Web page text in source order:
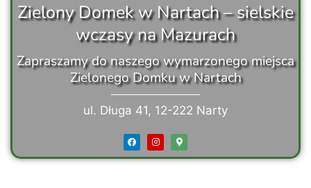
Zielony Domek w Nartach – sielskie
wczasy na Mazurach
Zapraszamy do naszegowymarzonego miejsca
Zielonego Domku w Nartach
ul. Długa 41, 12-222 Narty
a
c
e
b
n
s
t
a
a
p
-
m